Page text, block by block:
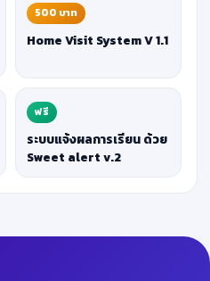
500 บาท
Home Visit System V 1.1
ฟรี
ระบบแจ้งผลการเรียน ด้วย
Sweet alert v.2